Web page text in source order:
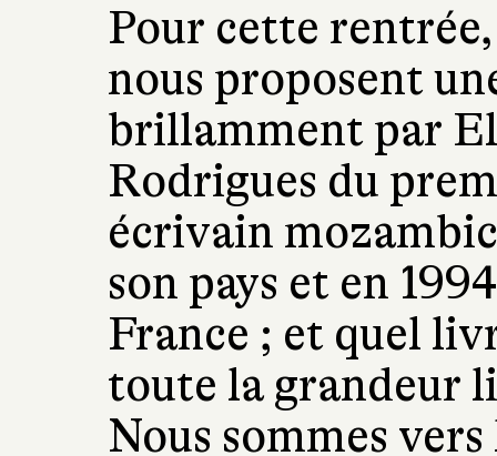
Pour cette
nous proposent
brillamment par
Rodrigues du
écrivain
son pays et en
France ; et quel
toute la grandeur
Nous sommes